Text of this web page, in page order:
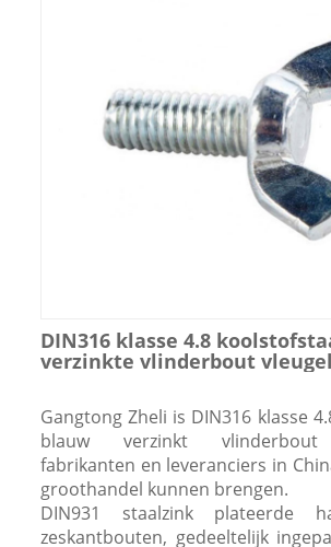
DIN316 klasse 4.8
verzinkte vlinderbout
Gangtong Zheli is DIN316 klasse
blauw verzinkt vlinderbout
fabrikanten en leveranciers in
groothandel kunnen brengen.
DIN931 staalzink plateerde
zeskantbouten, gedeeltelijk